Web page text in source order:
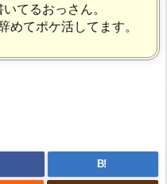
てるおっさん。
めてポケ活してます。
B!